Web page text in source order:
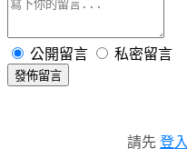
公開留言 私密留言
發佈留言
請先 登入